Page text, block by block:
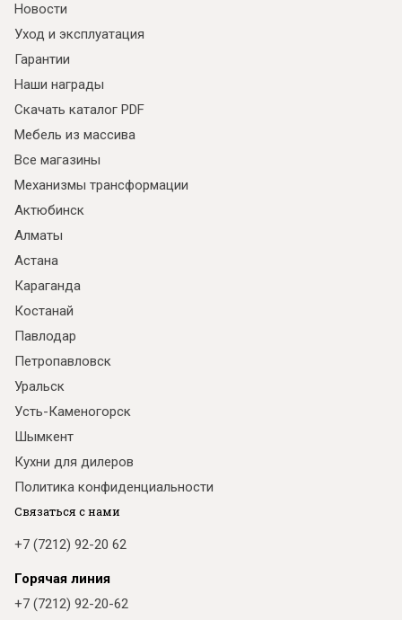
Новости
Уход и эксплуатация
Гарантии
Наши награды
Скачать каталог PDF
Мебель из массива
Все магазины
Механизмы трансформации
Актюбинск
Алматы
Астана
Караганда
Костанай
Павлодар
Петропавловск
Уральск
Усть-Каменогорск
Шымкент
Кухни для дилеров
Политика конфиденциальности
Связаться с нами
+7 (7212) 92-20 62
Горячая линия
+7 (7212) 92-20-62